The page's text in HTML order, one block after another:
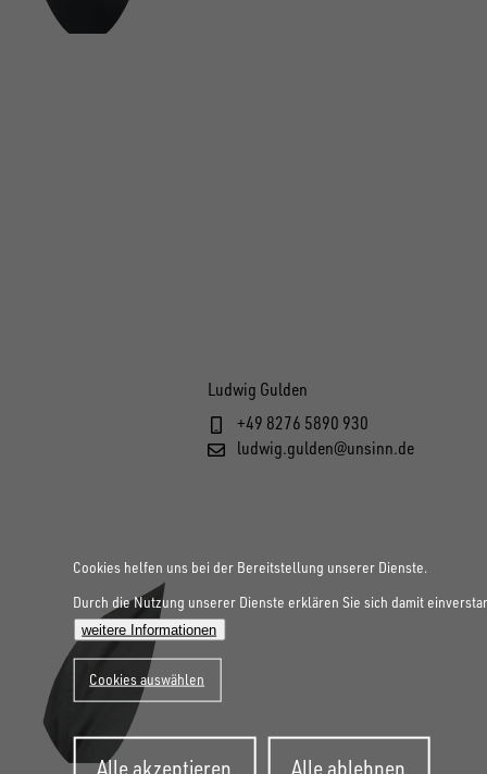
Ludwig Gulden
+49 8276 5890 930
ludwig.gulden@unsinn.de
Cookies helfen uns bei der Bereitstellung unserer Dienste.
Durch die Nutzung unserer Dienste erklären Sie sich damit
weitere Informationen
Cookies auswählen
Alle akzeptieren
zurückziehen
Alle ablehnen